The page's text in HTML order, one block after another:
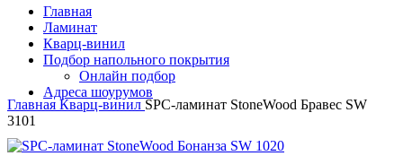
Главная
Ламинат
Кварц-винил
Подбор напольного покрытия
Онлайн подбор
Адреса шоурумов
Главная Кварц-винил SPC-ламинат StoneWood Бравес SW
3101